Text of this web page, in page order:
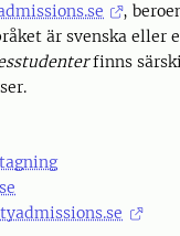
,
är svenska eller
finns